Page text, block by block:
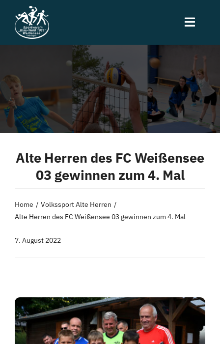
Inhalt
springen
Toggle
Neuigkeiten
Sportarten
Termine
Über uns
Alte Herren des FC Weißensee
03 gewinnen zum 4. Mal
Home
Volkssport Alte Herren
Alte Herren des FC Weißensee 03 gewinnen zum 4. Mal
7. August 2022